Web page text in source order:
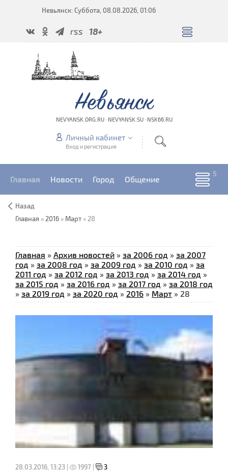
Невьянск: Суббота, 08.08.2026, 01:06
rss 18+
Невьянск
NEVYANSK.ORG.RU · NEVYANSK.SU · NSK66.RU
Личный кабинет
Вход и регистрация
Главная Новости Город Общение
Назад
Главная » 2016 » Март » 28
Главная » Архив новостей » за 2006 год » за 2007
год » за 2008 год » за 2009 год » за 2010 год » за
2011 год » за 2012 год » за 2013 год » за 2014 год »
за 2015 год » за 2016 год » за 2017 год » за 2018 год
» за 2019 год » за 2020 год » 2016 » Март » 28
28.03.2016, 13:23 | 1997 | 3